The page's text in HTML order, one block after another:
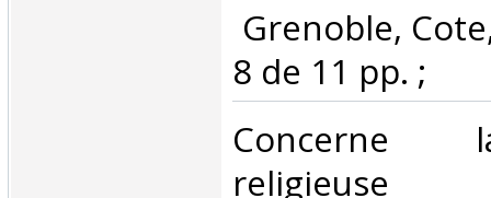
Grenoble,
8 de 11 pp. ; ‎
‎Concerne